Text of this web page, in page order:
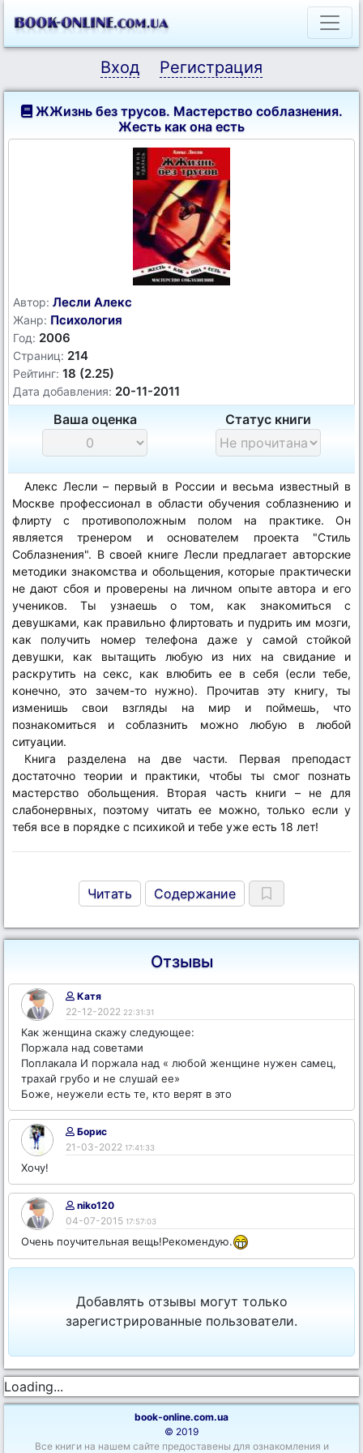
Вход Регистрация
ЖЖизнь без трусов. Мастерство соблазнения.
Жесть как она есть
Автор: Лесли Алекс
Жанр: Психология
Год: 2006
Страниц: 214
Рейтинг: 18 (2.25)
Дата добавления: 20-11-2011
Ваша оценка Статус книги
Алекс Лесли – первый в России и весьма известный в
Москве профессионал в области обучения соблазнению и
флирту с противоположным полом на практике. Он
является тренером и основателем проекта "Стиль
Соблазнения". В своей книге Лесли предлагает авторские
методики знакомства и обольщения, которые практически
не дают сбоя и проверены на личном опыте автора и его
учеников. Ты узнаешь о том, как знакомиться с
девушками, как правильно флиртовать и пудрить им мозги,
как получить номер телефона даже у самой стойкой
девушки, как вытащить любую из них на свидание и
раскрутить на секс, как влюбить ее в себя (если тебе,
конечно, это зачем-то нужно). Прочитав эту книгу, ты
изменишь свои взгляды на мир и поймешь, что
познакомиться и соблазнить можно любую в любой
ситуации.
Книга разделена на две части. Первая преподаст
достаточно теории и практики, чтобы ты смог познать
мастерство обольщения. Вторая часть книги – не для
слабонервных, поэтому читать ее можно, только если у
тебя все в порядке с психикой и тебе уже есть 18 лет!
Читать Содержание
Отзывы
Катя
22-12-2022 22:31:31
Как женщина скажу следующее:
Поржала над советами
Поплакала И поржала над « любой женщине нужен самец,
трахай грубо и не слушай ее»
Боже, неужели есть те, кто верят в это
Борис
21-03-2022 17:41:33
Хочу!
niko120
04-07-2015 17:57:03
Очень поучительная вещь!Рекомендую.
Добавлять отзывы могут только
зарегистрированные пользователи.
Loading...
book-online.com.ua
© 2019
Все книги на нашем сайте предоставены для ознакомления и